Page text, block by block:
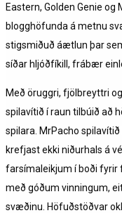
Eastern, Golden Genie
blogghöfunda á metnu
stigsmiðuð áætlun þar
síðar hljóðfíkill, frábær
Með öruggri, fjölbreyttri
spilavítið í raun tilbúið að
spilara. MrPacho
krefjast ekki niðurhals á
farsímaleikjum í boði fyrir
með góðum vinningum,
svæðinu. Höfuðstöðvar